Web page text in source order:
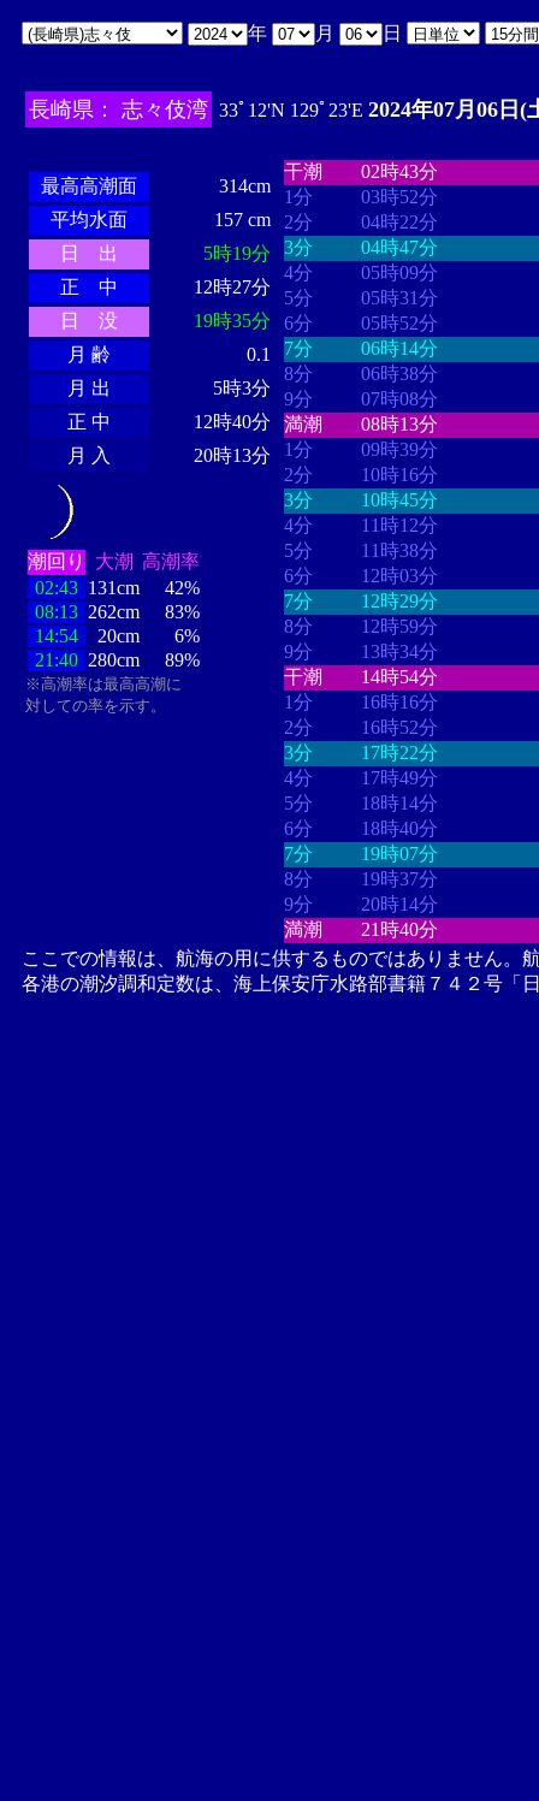
年 月 日
長崎県： 志々伎湾 33ﾟ12'N 129ﾟ23'E 2024年07月06日(
最高高潮面
314cm
平均水面
157 cm
日 出
5時19分
正 中
12時27分
日 没
19時35分
月 齢
0.1
月 出
5時3分
正 中
12時40分
月 入
20時13分
潮回り 大潮 高潮率
02:43 131cm
42%
08:13 262cm
83%
14:54
20cm
6%
21:40 280cm 89%
※高潮率は最高高潮に
対しての率を示す。
干潮
02時43分
1分
03時52分
2分
04時22分
3分
04時47分
4分
05時09分
5分
05時31分
6分
05時52分
7分
06時14分
8分
06時38分
9分
07時08分
満潮
08時13分
1分
09時39分
2分
10時16分
3分
10時45分
4分
11時12分
5分
11時38分
6分
12時03分
7分
12時29分
8分
12時59分
9分
13時34分
干潮
14時54分
1分
16時16分
2分
16時52分
3分
17時22分
4分
17時49分
5分
18時14分
6分
18時40分
7分
19時07分
8分
19時37分
9分
20時14分
満潮
21時40分
ここでの情報は、航海の用に供するものではありません。
各港の潮汐調和定数は、海上保安庁水路部書籍７４２号「